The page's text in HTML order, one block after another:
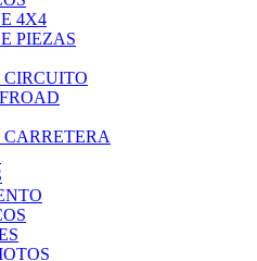
4X4
PIEZAS
CIRCUITO